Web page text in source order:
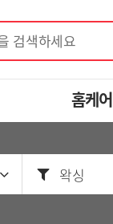
검색하세요
홈케어
왁싱